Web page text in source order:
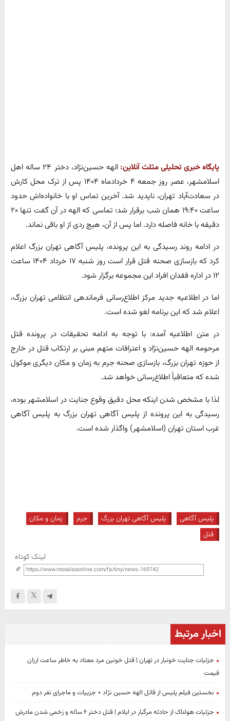
پایگاه خبری تحلیلی مثلث آنلاین:
الهه حسین‌نژاد، دختر ۲۴ ساله اهل
اسلامشهر، عصر روز جمعه ۴ خردادماه ۱۴۰۴ پس از ترک محل کارش
در سعادت‌آباد تهران، ناپدید شد. آخرین تماس او با خانواده‌اش حدود
ساعت ۱۹:۴۰ همان شب برقرار شد؛ تماسی که الهه در آن گفت تنها ۲۰
دقیقه با خانه فاصله دارد. اما پس از آن، هیچ ردی از او باقی نماند.
در ادامه روند رسیدگی به این پرونده، پلیس آگاهی تهران بزرگ اعلام
کرد که بازسازی صحنه قتل قرار است روز شنبه ۱۷ خرداد ۱۴۰۴ ساعت
۱۲ در اداره فقدان افراد این مجموعه برگزار شود.
اما در اطلاعیه جدید مرکز اطلاع‌رسانی فرماندهی انتظامی تهران بزرگ،
اعلام شد که این برنامه لغو شده است.
در متن اطلاعیه آمده: با توجه به ادامه تحقیقات در پرونده قتل
مرحومه الهه حسین‌نژاد و اعترافات متهم مبنی بر ارتکاب قتل در خارج
از حوزه تهران بزرگ، بازسازی صحنه جرم به زمان و مکان دیگری موکول
شده که متعاقباً اطلاع‌رسانی خواهد شد.
لذا با مشخص شدن اینکه محل دقیق وقوع جنایت در اسلامشهر بوده،
رسیدگی به این پرونده از پلیس آگاهی تهران بزرگ به پلیس آگاهی
غرب استان تهران (اسلامشهر) واگذار شده است.
پلیس آگاهی پلیس آگاهی تهران بزرگ جرم
زمان و مکان
قتل
لینک کوتاه
اخبار مرتبط
جزئیات جنایت خونبار در تهران | قتل خونین مرد معتاد به‌ خاطر ساعت‌ ارزان‌
قیمت
نخستین فیلم پلیس از قاتل الهه حسین نژاد + جزییات و ماجرای نفر دوم
جزئیات هولناک از حادثه مرگبار در ایلام | قتل دختر ۶ ساله و زخمی شدن مادرش